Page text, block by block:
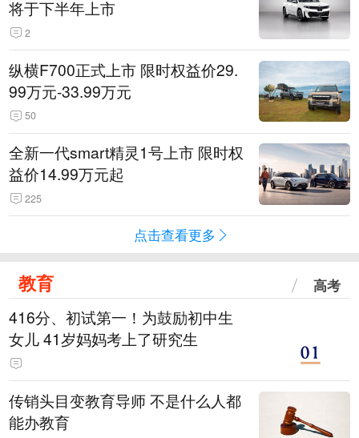
将于下半年上市
2
纵横F700正式上市 限时权益价29.
99万元-33.99万元
50
全新一代smart精灵1号上市 限时权
益价14.99万元起
225
点击查看更多
教育 高考
416分、初试第一！为鼓励初中生
女儿 41岁妈妈考上了研究生
传销头目变教育导师 不是什么人都
能办教育